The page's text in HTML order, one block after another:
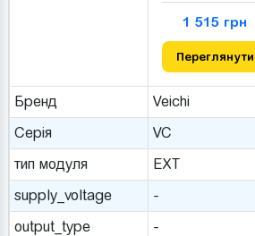
1 515 грн
Переглянути
Бренд Veichi
Серія
VC
тип модуля
EXT
supply_voltage
-
output_type
-